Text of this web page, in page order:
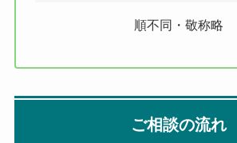
順不同・敬称略
ご相談の流れ